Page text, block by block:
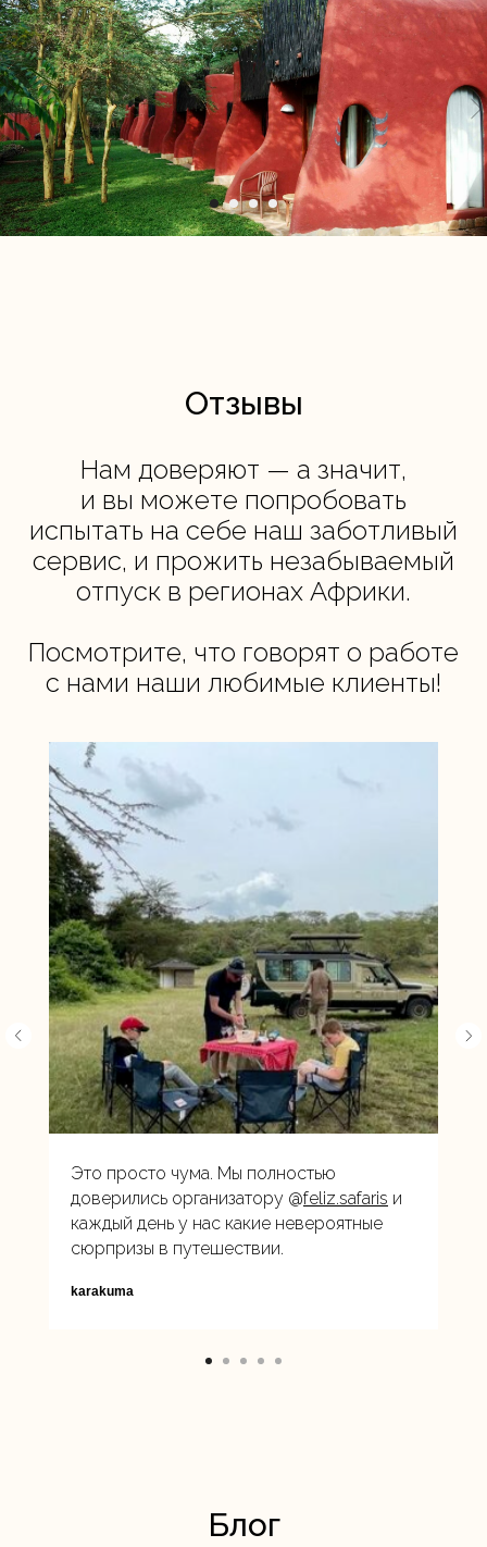
Отзывы
Нам доверяют — а значит,
и вы можете попробовать
испытать на себе наш заботливый
сервис, и прожить незабываемый
отпуск в регионах Африки.
Посмотрите, что говорят о работе
с нами наши любимые клиенты!
Это просто чума. Мы полностью
доверились организатору @feliz.safaris и
каждый день у нас какие невероятные
сюрпризы в путешествии.
karakuma
Блог